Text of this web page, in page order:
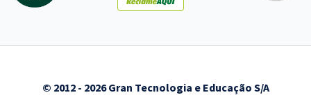
© 2012 - 2026 Gran Tecnologia e Educação S/A